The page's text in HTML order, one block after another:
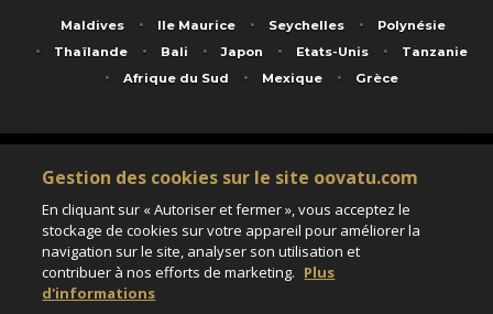
Maldives Ile Maurice Seychelles
Polynésie
Thaïlande
Bali Japon Etats-Unis
Tanzanie
Afrique du Sud
Mexique Grèce
Service animé par Nautil Voyages - 22 rue Georges Picquart 75017 Paris - S.A.S
au capital de 155 696 euros - RCS Paris B 423 671 973 - Code APE 7911Z
Matricule Atout France IM075100020 - Garantie financière Groupama - Agrément IATA
Assurance responsabilité civile et professionnelle HISCOX RCP0081066
Gestion des cookies sur le site oovatu.com
En cliquant sur « Autoriser et fermer », vous acceptez le
stockage de cookies sur votre appareil pour améliorer la
navigation sur le site, analyser son utilisation et
contribuer à nos efforts de marketing. Plus
d'informations